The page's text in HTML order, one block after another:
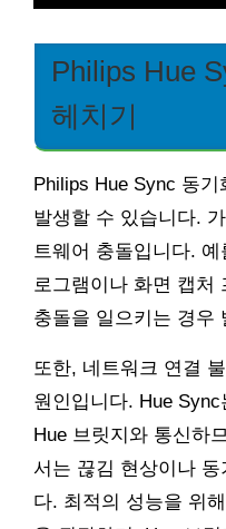
Philips Hue
헤치기
Philips Hue Sync 동
발생할 수 있습니다.
트웨어 충돌입니다.
로그램이나 화면 캡처
충돌을 일으키는 경우
또한, 네트워크 연결
원인입니다. Hue
Hue 브릿지와 통신하
서는 끊김 현상이나
다. 최적의 성능을 위